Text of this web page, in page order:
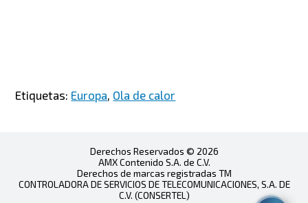
Etiquetas: Europa Ola de calor
Derechos Reservados © 2026
AMX Contenido S.A. de C.V.
Derechos de marcas registradas TM
CONTROLADORA DE SERVICIOS DE TELECOMUNICACIONES, S.A. DE
C.V. (CONSERTEL)